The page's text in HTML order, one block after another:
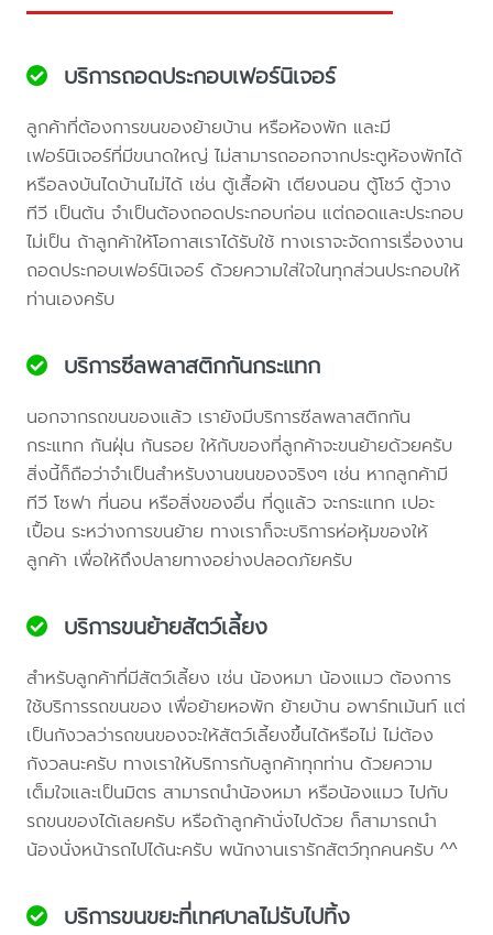
บริการถอดประกอบเฟอร์นิเจอร์
ลูกค้าที่ต้องการขนของย้ายบ้าน หรือห้องพัก และมี
เฟอร์นิเจอร์ที่มีขนาดใหญ่ ไม่สามารถออกจากประตูห้องพักได้
หรือลงบันไดบ้านไม่ได้ เช่น ตู้เสื้อผ้า เตียงนอน ตู้โชว์ ตู้วาง
ทีวี เป็นต้น จำเป็นต้องถอดประกอบก่อน แต่ถอดและประกอบ
ไม่เป็น ถ้าลูกค้าให้โอกาสเราได้รับใช้ ทางเราจะจัดการเรื่องงาน
ถอดประกอบเฟอร์นิเจอร์ ด้วยความใส่ใจในทุกส่วนประกอบให้
ท่านเองครับ
บริการซีลพลาสติกกันกระแทก
นอกจากรถขนของแล้ว เรายังมีบริการซีลพลาสติกกัน
กระแทก กันฝุ่น กันรอย ให้กับของที่ลูกค้าจะขนย้ายด้วยครับ
สิ่งนี้ก็ถือว่าจำเป็นสำหรับงานขนของจริงๆ เช่น หากลูกค้ามี
ทีวี โซฟา ที่นอน หรือสิ่งของอื่น ที่ดูแล้ว จะกระแทก เปอะ
เปื้อน ระหว่างการขนย้าย ทางเราก็จะบริการห่อหุ้มของให้
ลูกค้า เพื่อให้ถึงปลายทางอย่างปลอดภัยครับ
บริการขนย้ายสัตว์เลี้ยง
สำหรับลูกค้าที่มีสัตว์เลี้ยง เช่น น้องหมา น้องแมว ต้องการ
ใช้บริการรถขนของ เพื่อย้ายหอพัก ย้ายบ้าน อพาร์ทเม้นท์ แต่
เป็นกังวลว่ารถขนของจะให้สัตว์เลี้ยงขึ้นได้หรือไม่ ไม่ต้อง
กังวลนะครับ ทางเราให้บริการกับลูกค้าทุกท่าน ด้วยความ
เต็มใจและเป็นมิตร สามารถนำน้องหมา หรือน้องแมว ไปกับ
รถขนของได้เลยครับ หรือถ้าลูกค้านั่งไปด้วย ก็สามารถนำ
น้องนั่งหน้ารถไปได้นะครับ พนักงานเรารักสัตว์ทุกคนครับ ^^
บริการขนขยะที่เทศบาลไม่รับไปทิ้ง